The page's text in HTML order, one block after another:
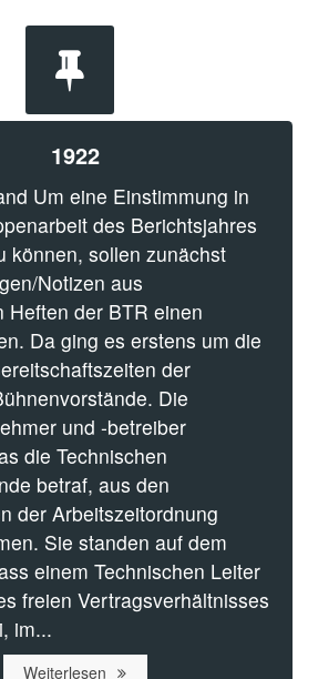
1922
Um eine Einstimmung in
des Berichtsjahres
können, sollen zunächst
Notizen aus
Heften der BTR einen
Da ging es erstens um die
der
Die
und -betreiber
die Technischen
betraf, aus den
der Arbeitszeitordnung
Sie standen auf dem
einem Technischen Leiter
freien Vertragsverhältnisses
im...
Weiterlesen